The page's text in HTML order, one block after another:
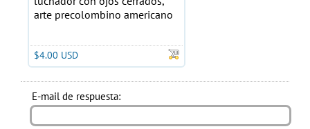
arte precolombino americano
$4.00 USD
E-mail de respuesta: